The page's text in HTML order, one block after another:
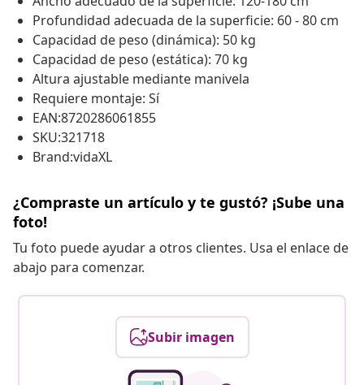
Profundidad adecuada de la superficie: 60 - 80 cm
Capacidad de peso (dinámica): 50 kg
Capacidad de peso (estática): 70 kg
Altura ajustable mediante manivela
Requiere montaje: Sí
EAN:8720286061855
SKU:321718
Brand:vidaXL
¿Compraste un artículo y te gustó? ¡Sube una
foto!
Tu foto puede ayudar a otros clientes. Usa el enlace de
abajo para comenzar.
Subir imagen